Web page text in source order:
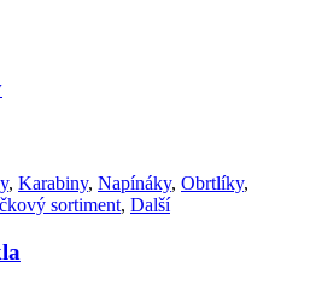
, Karabiny, Napínáky, Obrtlíky,
sortiment, Další